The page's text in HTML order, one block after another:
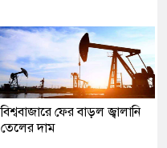
বিশ্ববাজারে ফের বাড়ল জ্বালানি
তেলের দাম